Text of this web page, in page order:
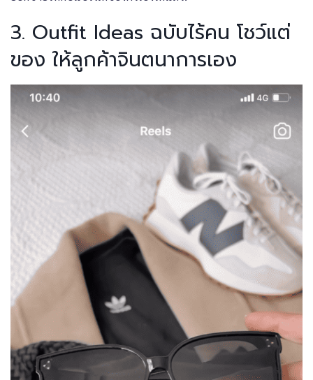
3. Outfit Ideas ฉบับไร้คน โชว์แต่
ของ ให้ลูกค้าจินตนาการเอง